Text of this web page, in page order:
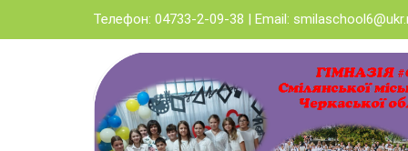
to
Телефон: 04733-2-09-38 | Email: